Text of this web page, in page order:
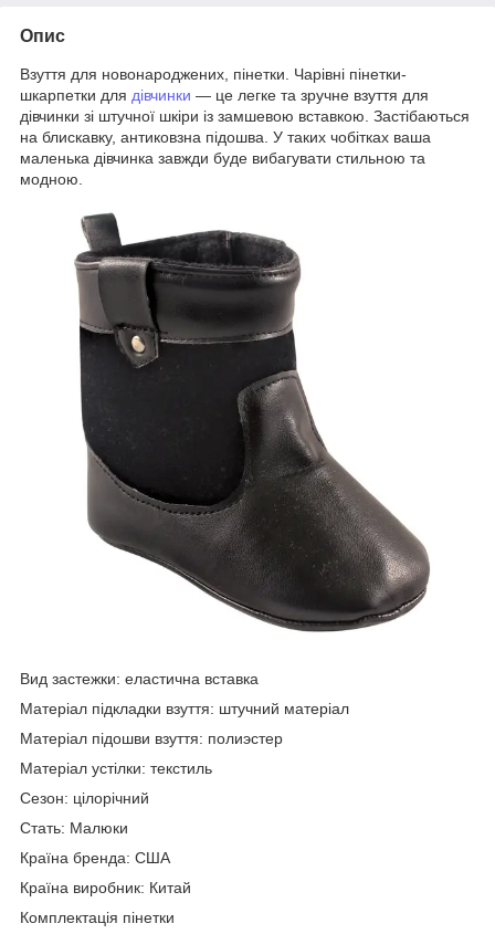
Опис
Взуття для новонароджених, пінетки. Чарівні пінетки-
шкарпетки для дівчинки — це легке та зручне взуття для
дівчинки зі штучної шкіри із замшевою вставкою. Застібаються
на блискавку, антиковзна підошва. У таких чобітках ваша
маленька дівчинка завжди буде вибагувати стильною та
модною.
Вид застежки: еластична вставка
Матеріал підкладки взуття: штучний матеріал
Матеріал підошви взуття: полиэстер
Матеріал устілки: текстиль
Сезон: цілорічний
Стать: Малюки
Країна бренда: США
Країна виробник: Китай
Комплектація пінетки